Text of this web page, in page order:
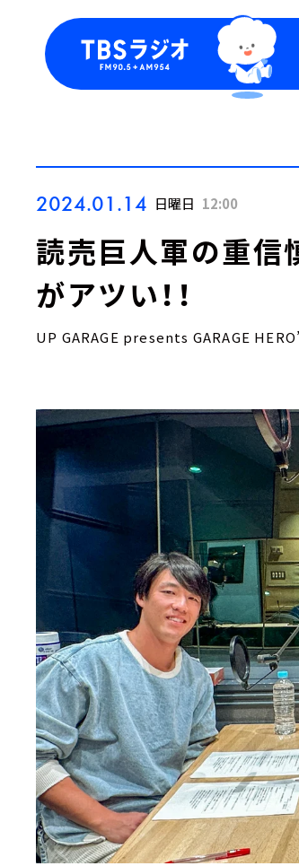
2024.01.14 日曜日 12:00
読売巨人軍の重信
がアツい！！
UP GARAGE presents GARAGE